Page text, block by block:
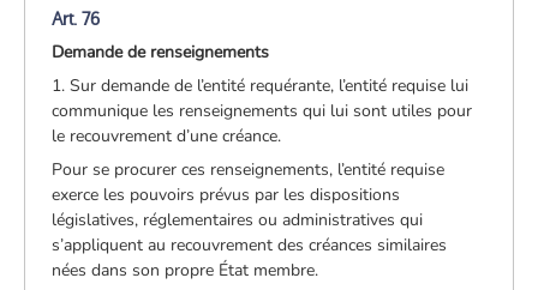
Art. 76
Demande de renseignements
1. Sur demande de l’entité requérante, l’entité requise lui
communique les renseignements qui lui sont utiles pour
le recouvrement d’une créance.
Pour se procurer ces renseignements, l’entité requise
exerce les pouvoirs prévus par les dispositions
législatives, réglementaires ou administratives qui
s’appliquent au recouvrement des créances similaires
nées dans son propre État membre.